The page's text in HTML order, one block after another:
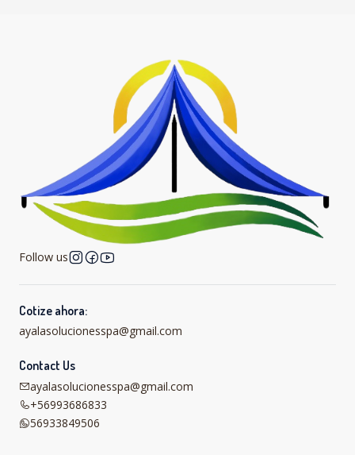
Follow us
Cotize ahora:
ayalasolucionesspa@gmail.com
Contact Us
ayalasolucionesspa@gmail.com
+56993686833
56933849506